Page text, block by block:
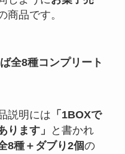
商品です。
全8種コンプリート
説明には 「1BOXで
ります」
と書かれ
8種＋ダブり2個の